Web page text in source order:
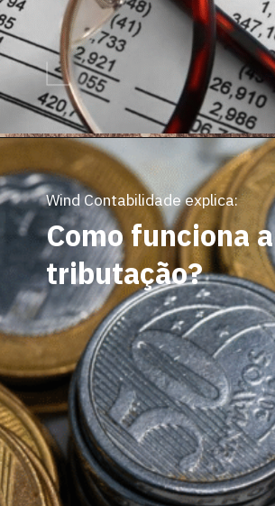
Wind Contabilidade explica:
Como funciona a
tributação?